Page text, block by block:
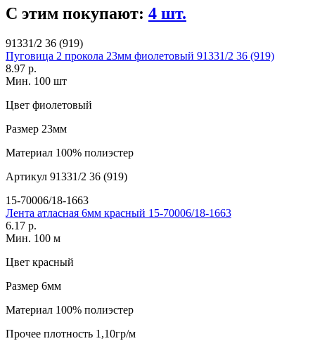
С этим покупают: 4 шт.
91331/2 36 (919)
Пуговица 2 прокола 23мм фиолетовый 91331/2 36 (919)
8.97 р.
Мин. 100 шт
Цвет фиолетовый
Размер 23мм
Материал 100% полиэстер
Артикул 91331/2 36 (919)
15-70006/18-1663
Лента атласная 6мм красный 15-70006/18-1663
6.17 р.
Мин. 100 м
Цвет красный
Размер 6мм
Материал 100% полиэстер
Прочее плотность 1,10гр/м